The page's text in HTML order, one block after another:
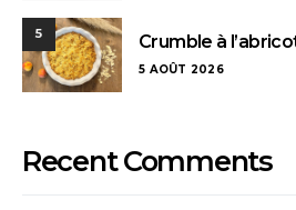
5 Crumble à
5 AOÛT 2026
Recent Comments